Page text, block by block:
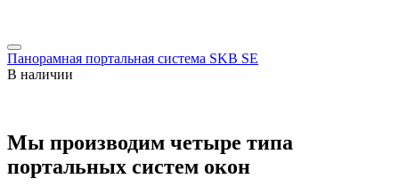
Панорамная портальная система SKB SE
В наличии
Мы производим четыре типа
портальных систем окон